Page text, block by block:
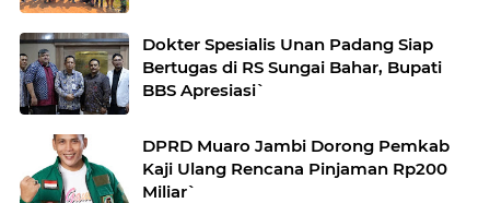
Dokter Spesialis Unan Padang Siap
Bertugas di RS Sungai Bahar, Bupati
BBS Apresiasi`
DPRD Muaro Jambi Dorong Pemkab
Kaji Ulang Rencana Pinjaman Rp200
Miliar`